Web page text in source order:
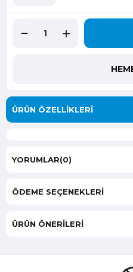
ÜRÜN ÖZELLIKLERI
YORUMLAR(0)
ÖDEME SEÇENEKLERI
ÜRÜN ÖNERILERI